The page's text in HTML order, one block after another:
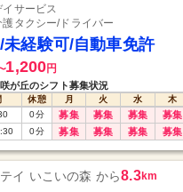
イサービス
護タクシー/ドライバー
未経験可/自動車免許
1,200円
が丘のシフト募集状況
休憩 月 火 水 木
0分 募集 募集 募集 募集
0分 募集 募集 募集 募集
イ いこいの森 から8.3km